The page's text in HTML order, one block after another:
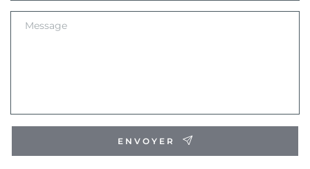
ENVOYER